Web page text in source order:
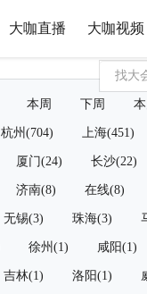
大咖直播 大咖视频
本周 下周
杭州(704) 上海(451)
厦门(24) 长沙(22)
济南(8) 在线(8)
无锡(3) 珠海(3)
徐州(1) 咸阳(1)
吉林(1) 洛阳(1)